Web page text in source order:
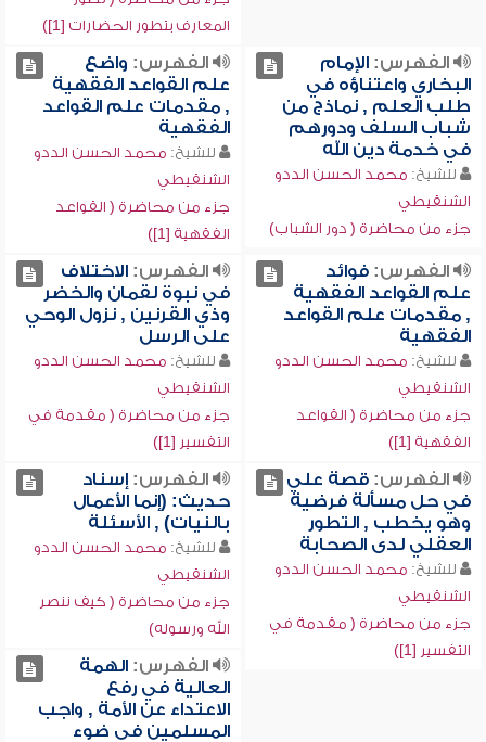
المعارف بتطور الحضارات [1])
الفهرس:الإمام
البخاري واعتناؤه في
طلب العلم , نماذج من
شباب السلف ودورهم
في خدمة دين الله
للشيخ: محمد الحسن الددو
الشنقيطي
جزء من محاضرة ( دور الشباب)
الفهرس: واضع
علم القواعد الفقهية
, مقدمات علم القواعد
الفقهية
للشيخ: محمد الحسن الددو
الشنقيطي
جزء من محاضرة ( القواعد
الفقهية [1])
الفهرس:فوائد
علم القواعد الفقهية
, مقدمات علم القواعد
الفقهية
للشيخ: محمد الحسن الددو
الشنقيطي
جزء من محاضرة ( القواعد
الفقهية [1])
الفهرس:الاختلاف
في نبوة لقمان والخضر
وذي القرنين , نزول الوحي
على الرسل
للشيخ: محمد الحسن الددو
الشنقيطي
جزء من محاضرة ( مقدمة في
التفسير [1])
الفهرس:قصة علي
في حل مسألة فرضية
وهو يخطب , التطور
العقلي لدى الصحابة
للشيخ: محمد الحسن الددو
الشنقيطي
جزء من محاضرة ( مقدمة في
التفسير [1])
الفهرس:إسناد
حديث: (إنما الأعمال
بالنيات) , الأسئلة
للشيخ: محمد الحسن الددو
الشنقيطي
جزء من محاضرة ( كيف ننصر
الله ورسوله)
الفهرس:الهمة
العالية في رفع
الاعتداء عن الأمة , واجب
المسلمين في ضوء